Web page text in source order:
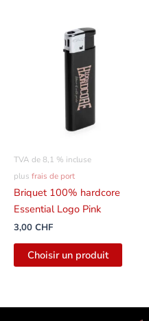
TVA de 8,1 % incluse
plus frais de port
Briquet 100% hardcore
Essential Logo Pink
3,00 CHF
Choisir un produit